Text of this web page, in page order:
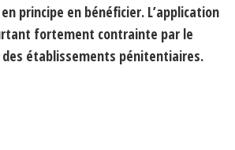
principe en bénéficier. L’application
fortement contrainte par le
établissements pénitentiaires.